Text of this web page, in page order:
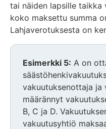
tai näiden lapsille taikka
koko maksettu summa
Lahjaverotuksesta on
Esimerkki 5: A on
vakuutuksenottaja ja
määrännyt
B, C ja D.
vakuutusyhtiö